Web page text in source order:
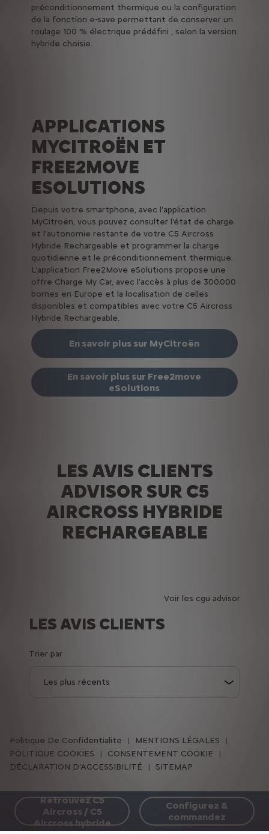
préconditionnement thermique ou la configuration
de la fonction e-save permettant de conserver un
roulage 100 % électrique prédéfini , selon la version
hybride choisie.
APPLICATIONS
MYCITROËN ET
FREE2MOVE
ESOLUTIONS
Depuis votre smartphone, avec l'application
MyCitroën, vous pouvez consulter l'état de charge
et l'autonomie restante de votre C5 Aircross
Hybride Rechargeable et programmer la charge
quotidienne et le préconditionnement thermique.
L'application Free2Move eSolutions propose une
offre Charge My Car, avec l’accès à plus de 300.000
bornes en Europe et la localisation de celles
disponibles et compatibles avec votre C5 Aircross
Hybride Rechargeable.
En savoir plus sur MyCitroën
En savoir plus sur Free2move
eSolutions
LES AVIS CLIENTS
ADVISOR SUR C5
AIRCROSS HYBRIDE
RECHARGEABLE
Voir les cgu advisor
LES AVIS CLIENTS
Trier par
Retrouvez C5
Aircross / C5
Aircross hybride
Configurez &
commandez
NOUS SUIVRE
Citroën 2024
Politique De Confidentialite
MENTIONS LÉGALES
POLITIQUE COOKIES
CONSENTEMENT COOKIE
DÉCLARATION D'ACCESSIBILITÉ
SITEMAP